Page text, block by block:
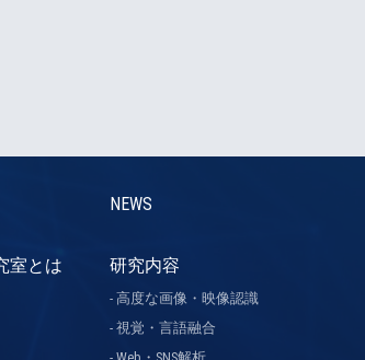
NEWS
室とは 研究内容
高度な画像・映像認識
視覚・言語融合